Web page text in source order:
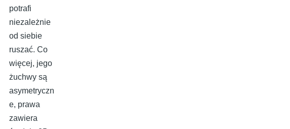
potrafi
niezależnie
od siebie
ruszać. Co
więcej, jego
żuchwy są
asymetryczn
e, prawa
zawiera